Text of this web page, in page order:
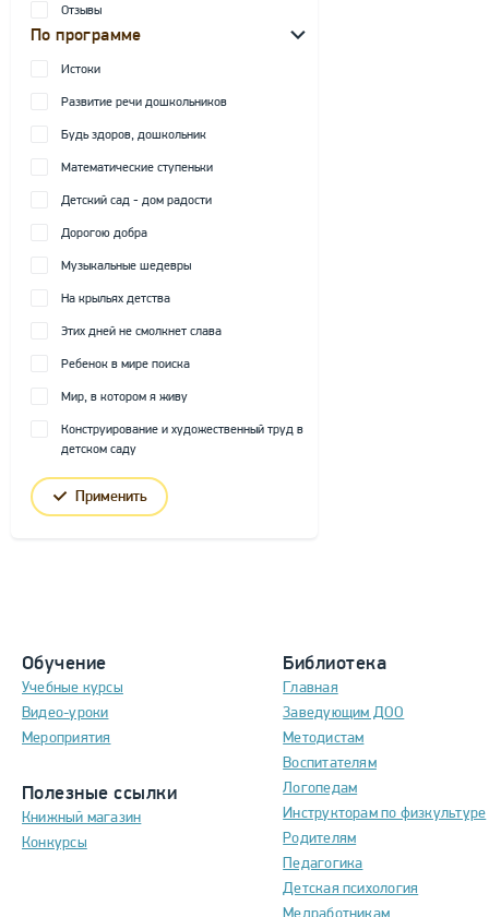
Отзывы
По программе
Истоки
Развитие речи дошкольников
Будь здоров, дошкольник
Математические ступеньки
Детский сад - дом радости
Дорогою добра
Музыкальные шедевры
На крыльях детства
Этих дней не смолкнет слава
Ребенок в мире поиска
Мир, в котором я живу
Конструирование и художественный труд в
детском саду
Применить
Обучение
Учебные курсы
Видео-уроки
Мероприятия
Полезные ссылки
Книжный магазин
Конкурсы
Библиотека
Главная
Заведующим ДОО
Методистам
Воспитателям
Логопедам
Инструкторам по физкультуре
Родителям
Педагогика
Детская психология